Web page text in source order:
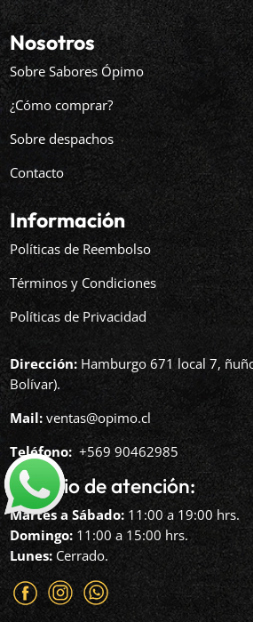
Nosotros
Sobre Sabores Ópimo
¿Cómo comprar?
Sobre despachos
Contacto
Información
Políticas de Reembolso
Términos y Condiciones
Políticas de Privacidad
Dirección: Hamburgo 671 local 7,
Bolívar).
Mail: ventas@opimo.cl
Teléfono: ‪+569 90462985‬
Horario de atención:
Martes a Sábado: 11:00 a 19:00 hrs.
Domingo: 11:00 a 15:00 hrs.
Lunes: Cerrado.